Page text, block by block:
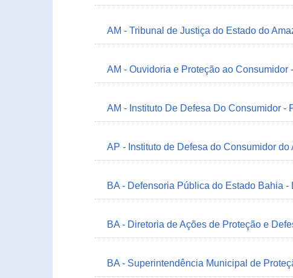
AM - Tribunal de Justiça do Estado do
AM - Ouvidoria e Proteção ao Consumidor
AM - Instituto De Defesa Do Consumidor -
AP - Instituto de Defesa do Consumidor
BA - Defensoria Pública do Estado Bahia -
BA - Diretoria de Ações de Proteção e
BA - Superintendência Municipal de